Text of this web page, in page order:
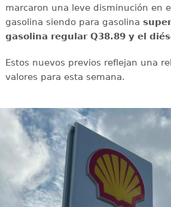
marcaron una leve disminución en
gasolina siendo para gasolina
gasolina regular Q38.89 y el
Estos nuevos previos reflejan una
valores para esta semana.